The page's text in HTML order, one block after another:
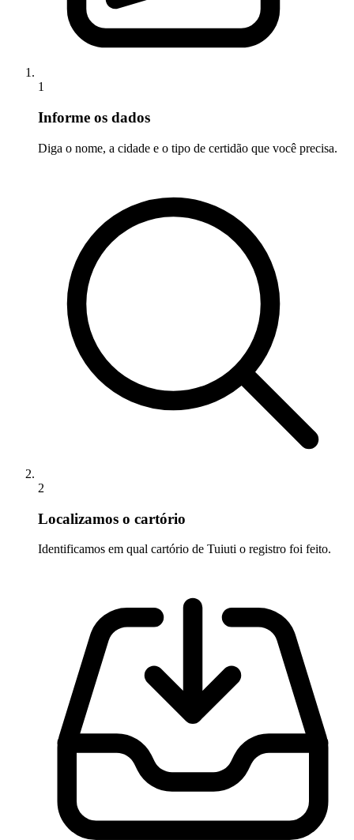
1
Informe os dados
Diga o nome, a cidade e o tipo de certidão que você precisa.
2
Localizamos o cartório
Identificamos em qual cartório de Tuiuti o registro foi feito.